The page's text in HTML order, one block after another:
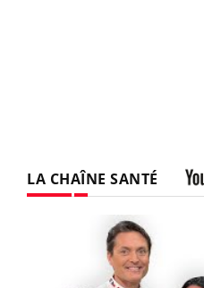
LA CHAÎNE SANTÉ